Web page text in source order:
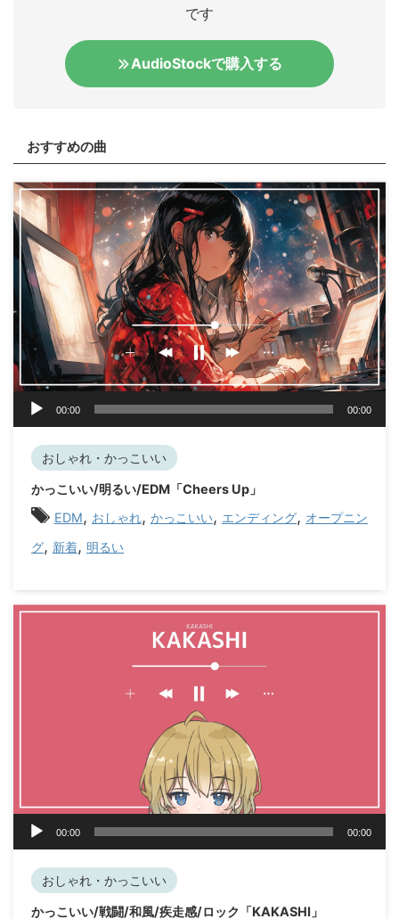
です
AudioStockで購入する
おすすめの曲
00:00 00:00
おしゃれ・かっこいい
かっこいい/明るい/EDM「Cheers Up」
EDM, おしゃれ, かっこいい, エンディング, オープニン
グ, 新着, 明るい
00:00 00:00
おしゃれ・かっこいい
かっこいい/戦闘/和風/疾走感/ロック「KAKASHI」